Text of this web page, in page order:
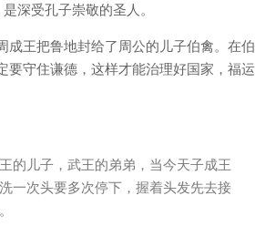
是深受孔子崇敬的圣人。
成王把鲁地封给了周公的儿子伯禽。在伯
守住谦德，这样才能治理好国家，福运
的儿子，武王的弟弟，当今天子成王
一次头要多次停下，握着头发先去接